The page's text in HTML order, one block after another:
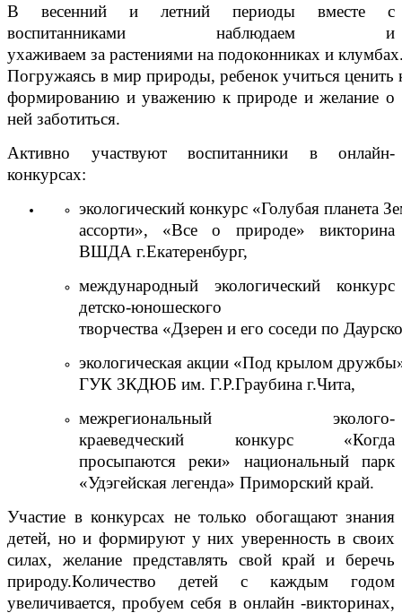
В весенний и летний периоды вместе с
воспитанниками наблюдаем и
ухаживаем за растениями на подоконниках и
Погружаясь в мир природы, ребенок учиться ценить
формированию и уважению к природе и желание о
ней заботиться.
Активно участвуют воспитанники в онлайн-
конкурсах:
экологический конкурс «Голубая планета
ассорти»,
«Все о природе» викторина
ВШДА г.Екатеренбург,
международный экологический конкурс
детско-юношеского
творчества «Дзерен и его соседи по
экологическая акции «Под крылом
ГУК ЗКДЮБ им. Г.Р.Граубина г.Чита,
межрегиональный эколого-
краеведческий конкурс «Когда
просыпаются реки» национальный парк
«Удэгейская легенда» Приморский край.
Участие в конкурсах не только обогащают знания
детей, но и формируют у них уверенность в своих
силах, желание представлять свой край и беречь
природу.Количество детей с каждым годом
увеличивается, пробуем себя в онлайн -викторинах,